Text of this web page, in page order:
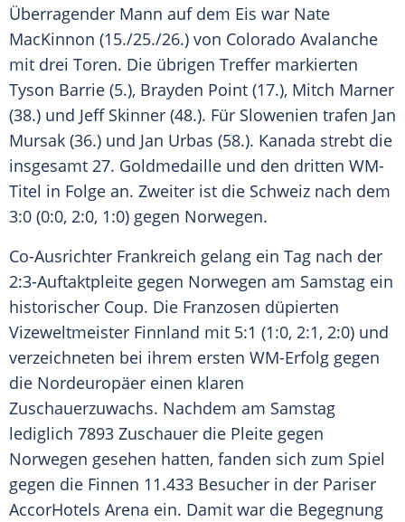
Überragender Mann auf dem Eis war Nate
MacKinnon (15./25./26.) von Colorado Avalanche
mit drei Toren. Die übrigen Treffer markierten
Tyson Barrie (5.), Brayden Point (17.), Mitch Marner
(38.) und Jeff Skinner (48.). Für Slowenien trafen Jan
Mursak (36.) und Jan Urbas (58.). Kanada strebt die
insgesamt 27. Goldmedaille und den dritten WM-
Titel in Folge an. Zweiter ist die Schweiz nach dem
3:0 (0:0, 2:0, 1:0) gegen Norwegen.
Co-Ausrichter Frankreich gelang ein Tag nach der
2:3-Auftaktpleite gegen Norwegen am Samstag ein
historischer Coup. Die Franzosen düpierten
Vizeweltmeister Finnland mit 5:1 (1:0, 2:1, 2:0) und
verzeichneten bei ihrem ersten WM-Erfolg gegen
die Nordeuropäer einen klaren
Zuschauerzuwachs. Nachdem am Samstag
lediglich 7893 Zuschauer die Pleite gegen
Norwegen gesehen hatten, fanden sich zum Spiel
gegen die Finnen 11.433 Besucher in der Pariser
AccorHotels Arena ein. Damit war die Begegnung